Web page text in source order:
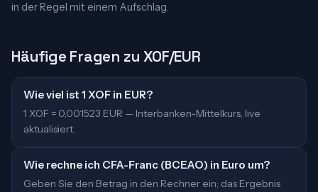
in der Regel mit einem Aufschlag.
Häufige Fragen zu XOF/EUR
Wie viel ist 1 XOF in EUR?
1 XOF = 0,001523 EUR — Interbanken-Mittelkurs, live
aktualisiert.
Wie rechne ich CFA-Franc (BCEAO) in Euro um?
Geben Sie den Betrag in den Rechner ein; das Ergebnis